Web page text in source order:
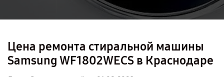
Цена ремонта стиральной машины
Samsung WF1802WECS в Краснодаре